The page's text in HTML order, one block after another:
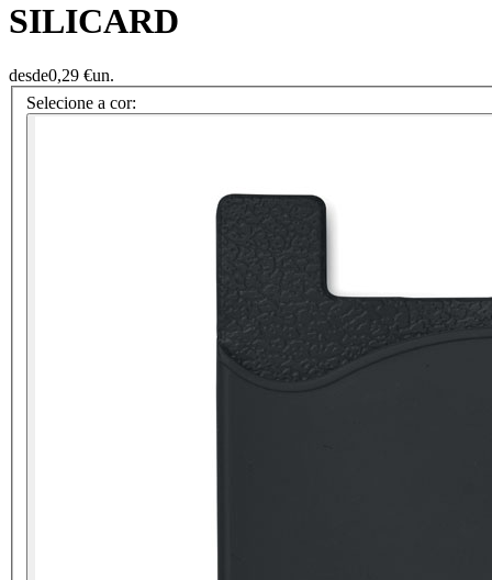
SILICARD
desde0,29 €un.
Selecione a cor: